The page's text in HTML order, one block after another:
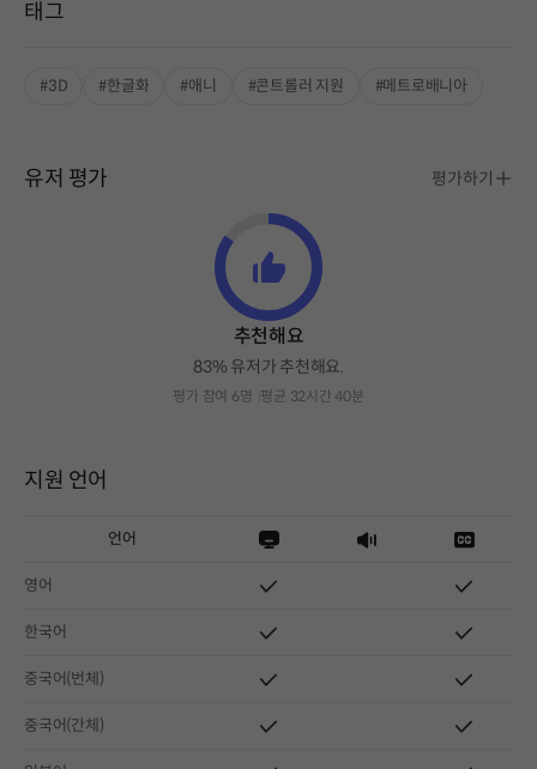
태그
#3D #한글화 #애니 #콘트롤러 지원 #메트로배니아
유저 평가 평가하기
추천해요
83% 유저가 추천해요.
평가 참여 6명 평균 32시간 40분
지원 언어
언어
영어
한국어
중국어(번체)
중국어(간체)